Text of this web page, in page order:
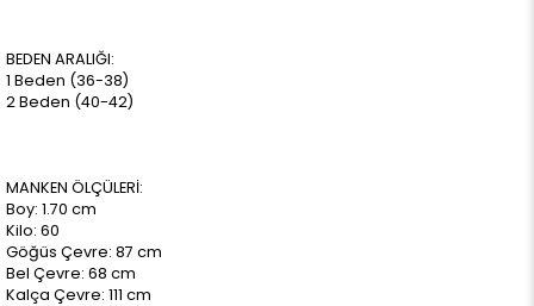
BEDEN ARALIĞI:
1 Beden (36-38)
2 Beden (40-42)
MANKEN ÖLÇÜLERİ:
Boy: 1.70 cm
Kilo: 60
Göğüs Çevre: 87 cm
Bel Çevre: 68 cm
Kalça Çevre: 111 cm